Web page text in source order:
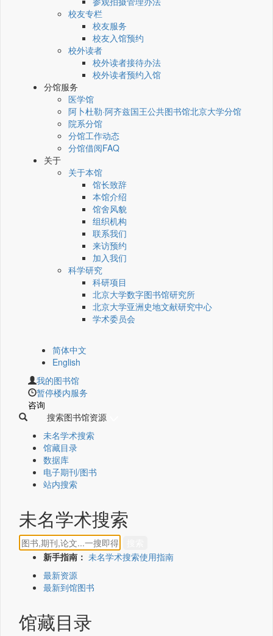
校友专栏
校友服务
校友入馆预约
校外读者
校外读者接待办法
校外读者预约入馆
分馆服务
医学馆
阿卜杜勒·阿齐兹国王公共图书馆北京大学分馆
院系分馆
分馆工作动态
分馆借阅FAQ
关于
关于本馆
馆长致辞
本馆介绍
馆舍风貌
组织机构
联系我们
来访预约
加入我们
科学研究
科研项目
北京大学数字图书馆研究所
北京大学亚洲史地文献研究中心
学术委员会
简体中文
English
我的图书馆
暂停楼内服务
咨询
搜索图书馆资源
未名学术搜索
馆藏目录
数据库
电子期刊/图书
站内搜索
未名学术搜索
新手指南： 未名学术搜索使用指南
最新资源
最新到馆图书
馆藏目录